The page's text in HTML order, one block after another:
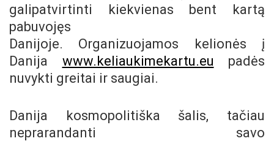
galipatvirtinti kiekvienas bent kartą
pabuvojęs
Danijoje. Organizuojamos kelionės į
Danija www.keliaukimekartu.eu padės
nuvykti greitai ir saugiai.
Danija kosmopolitiška šalis, tačiau
neprarandanti savo